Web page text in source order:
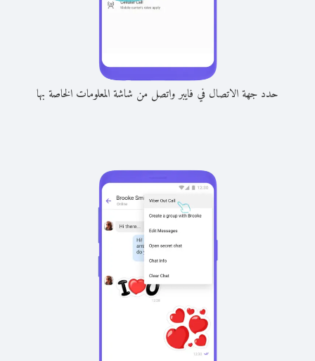
حدد جهة الاتصال في فايبر واتصل من شاشة المعلومات الخاصة بها